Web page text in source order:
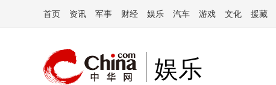
首页 资讯 军事 财经 娱乐 汽车 游戏 文化 援藏
娱乐